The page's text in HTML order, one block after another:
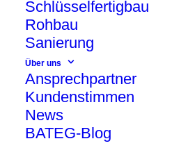
Schlüsselfertigbau
Rohbau
Sanierung
Über uns
Ansprechpartner
Kundenstimmen
News
BATEG-Blog
Compartment-
Spandau